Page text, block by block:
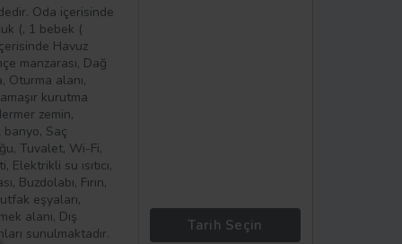
Oda içerisinde
(, 1 bebek (
Havuz
manzarası, Dağ
Oturma alanı,
kurutma
zemin,
banyo, Saç
Tuvalet, Wi-Fi,
su ısıtıcı,
Buzdolabı, Fırın,
eşyaları,
alanı, Dış
sunulmaktadır.
Tarih Seçin